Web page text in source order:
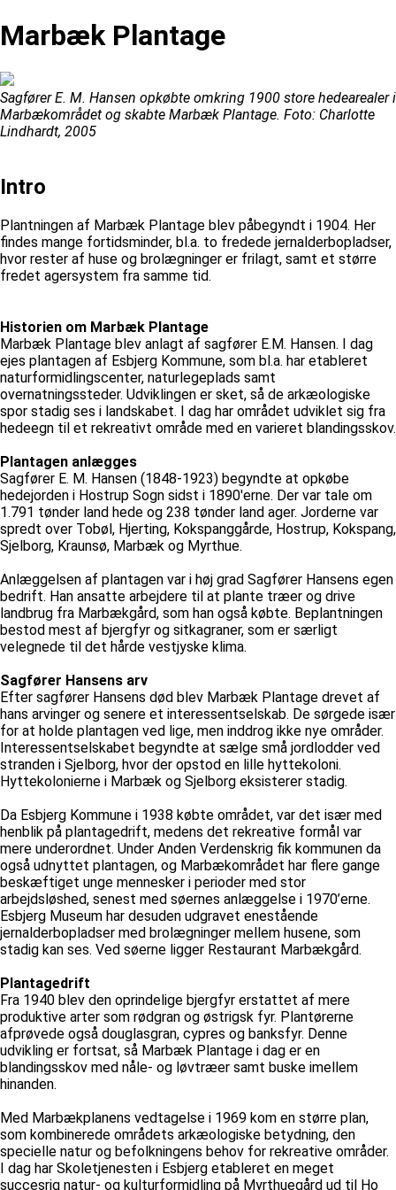
Marbæk Plantage
Sagfører E. M. Hansen opkøbte omkring 1900 store hedearealer i
Marbækområdet og skabte Marbæk Plantage. Foto: Charlotte
Lindhardt, 2005
Intro
Plantningen af Marbæk Plantage blev påbegyndt i 1904. Her
findes mange fortidsminder, bl.a. to fredede jernalderbopladser,
hvor rester af huse og brolægninger er frilagt, samt et større
fredet agersystem fra samme tid.
Historien om Marbæk Plantage
Marbæk Plantage blev anlagt af sagfører E.M. Hansen. I dag
ejes plantagen af Esbjerg Kommune, som bl.a. har etableret
naturformidlingscenter, naturlegeplads samt
overnatningssteder. Udviklingen er sket, så de arkæologiske
spor stadig ses i landskabet. I dag har området udviklet sig fra
hedeegn til et rekreativt område med en varieret blandingsskov.
Plantagen anlægges
Sagfører E. M. Hansen (1848-1923) begyndte at opkøbe
hedejorden i Hostrup Sogn sidst i 1890'erne. Der var tale om
1.791 tønder land hede og 238 tønder land ager. Jorderne var
spredt over Tobøl, Hjerting, Kokspanggårde, Hostrup, Kokspang,
Sjelborg, Kraunsø, Marbæk og Myrthue.
Anlæggelsen af plantagen var i høj grad Sagfører Hansens egen
bedrift. Han ansatte arbejdere til at plante træer og drive
landbrug fra Marbækgård, som han også købte. Beplantningen
bestod mest af bjergfyr og sitkagraner, som er særligt
velegnede til det hårde vestjyske klima.
Sagfører Hansens arv
Efter sagfører Hansens død blev Marbæk Plantage drevet af
hans arvinger og senere et interessentselskab. De sørgede især
for at holde plantagen ved lige, men inddrog ikke nye områder.
Interessentselskabet begyndte at sælge små jordlodder ved
stranden i Sjelborg, hvor der opstod en lille hyttekoloni.
Hyttekolonierne i Marbæk og Sjelborg eksisterer stadig.
Da Esbjerg Kommune i 1938 købte området, var det især med
henblik på plantagedrift, medens det rekreative formål var
mere underordnet. Under Anden Verdenskrig fik kommunen da
også udnyttet plantagen, og Marbækområdet har flere gange
beskæftiget unge mennesker i perioder med stor
arbejdsløshed, senest med søernes anlæggelse i 1970’erne.
Esbjerg Museum har desuden udgravet enestående
jernalderbopladser med brolægninger mellem husene, som
stadig kan ses. Ved søerne ligger Restaurant Marbækgård.
Plantagedrift
Fra 1940 blev den oprindelige bjergfyr erstattet af mere
produktive arter som rødgran og østrigsk fyr. Plantørerne
afprøvede også douglasgran, cypres og banksfyr. Denne
udvikling er fortsat, så Marbæk Plantage i dag er en
blandingsskov med nåle- og løvtræer samt buske imellem
hinanden.
Med Marbækplanens vedtagelse i 1969 kom en større plan,
som kombinerede områdets arkæologiske betydning, den
specielle natur og befolkningens behov for rekreative områder.
I dag har Skoletjenesten i Esbjerg etableret en meget
succesrig natur- og kulturformidling på Myrthuegård ud til Ho